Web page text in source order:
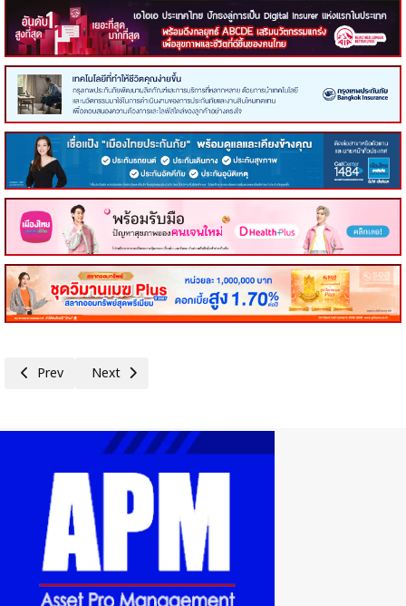
Previous article: SMO โชว์ศักยภาพธุรกิจพบนักลงทุนอุบลฯ เดินเครื่องโรงง
Prev Next article: PANEL เชิญชวนรับฟังข้อมูลเด็ด! Earnings
Next